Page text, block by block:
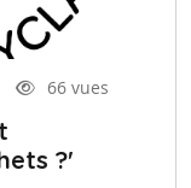
66 vues
?'